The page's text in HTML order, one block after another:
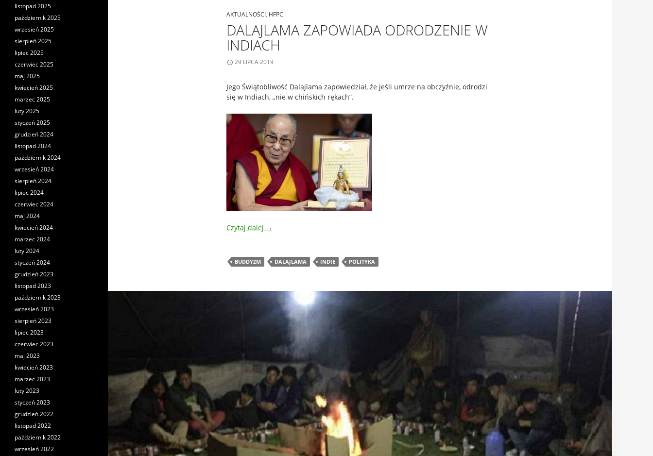
AKTUALNOŚCI, HFPC
DALAJLAMA ZAPOWIADA ODRODZENIE W
INDIACH
29 LIPCA 2019
Jego Świątobliwość Dalajlama zapowiedział, że jeśli umrze na obczyźnie, odrodzi
się w Indiach, „nie w chińskich rękach”.
Czytaj dalej →
BUDDYZM DALAJLAMA INDIE POLITYKA
listopad 2025
październik 2025
wrzesień 2025
sierpień 2025
lipiec 2025
czerwiec 2025
maj 2025
kwiecień 2025
marzec 2025
luty 2025
styczeń 2025
grudzień 2024
listopad 2024
październik 2024
wrzesień 2024
sierpień 2024
lipiec 2024
czerwiec 2024
maj 2024
kwiecień 2024
marzec 2024
luty 2024
styczeń 2024
grudzień 2023
listopad 2023
październik 2023
wrzesień 2023
sierpień 2023
lipiec 2023
czerwiec 2023
maj 2023
kwiecień 2023
marzec 2023
luty 2023
styczeń 2023
grudzień 2022
listopad 2022
październik 2022
wrzesień 2022